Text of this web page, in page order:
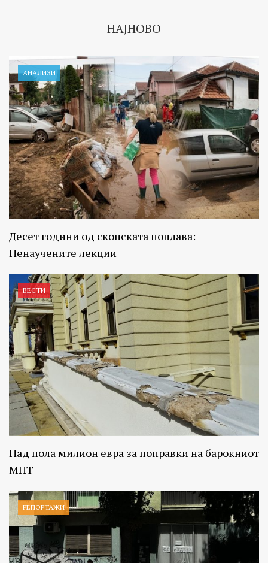
НАЈНОВО
АНАЛИЗИ
Десет години од скопската поплава:
Ненаучените лекции
ВЕСТИ
Над пола милион евра за поправки на барокниот
МНТ
РЕПОРТАЖИ